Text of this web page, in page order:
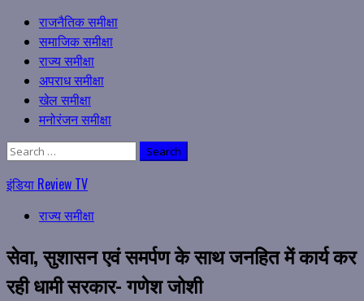
Primary
Menu
राजनैतिक समीक्षा
समाजिक समीक्षा
राज्य समीक्षा
अपराध समीक्षा
खेल समीक्षा
मनोरंजन समीक्षा
Search
इंडिया Review TV
राज्य समीक्षा
सेवा, सुशासन एवं समर्पण के साथ जनहित में कार्य कर
रही धामी सरकार- गणेश जोशी